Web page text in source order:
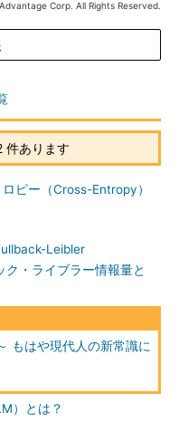
Corp. All Rights Reserved.
件あります
ピー（Cross-Entropy）
Leibler
・ライブラー情報量と
もはや現代人の新常識に
）とは？